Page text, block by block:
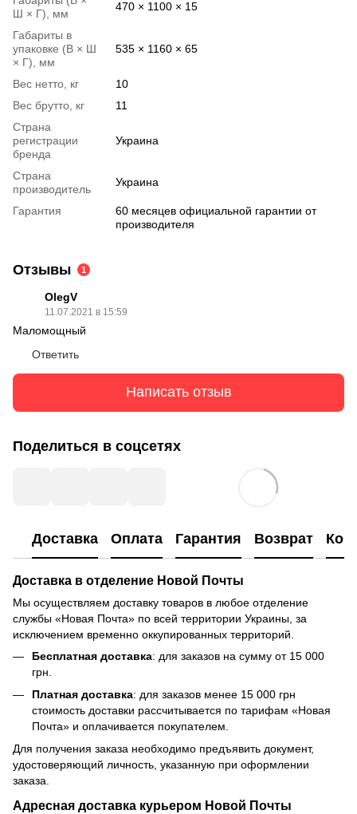
Ш × Г), мм
470 × 1100 × 15
Габариты в
упаковке (В × Ш
× Г), мм
535 × 1160 × 65
Вес нетто, кг
10
Вес брутто, кг
11
Страна
регистрации
бренда
Украина
Страна
производитель
Украина
Гарантия
60 месяцев официальной гарантии от
производителя
Отзывы 1
OlegV
11.07.2021 в 15:59
Маломощный
Ответить
Написать отзыв
Поделиться в соцсетях
Доставка Оплата Гарантия Возврат
Доставка в отделение Новой Почты
Мы осуществляем доставку товаров в любое отделение
службы «Новая Почта» по всей территории Украины, за
исключением временно оккупированных территорий.
Бесплатная доставка: для заказов на сумму от 15 000
грн.
Платная доставка: для заказов менее 15 000 грн
стоимость доставки рассчитывается по тарифам «Новая
Почта» и оплачивается покупателем.
Для получения заказа необходимо предъявить документ,
удостоверяющий личность, указанную при оформлении
заказа.
Адресная доставка курьером Новой Почты